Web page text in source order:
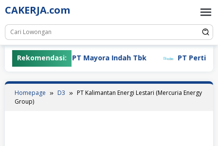
Skip
to
content
CAKERJA.com
Rekomendasi:PT Mayora Indah Tbk PT Pertiwi
Homepage D3
PT Kalimantan Energi Lestari (Mercuria Energy
Group)